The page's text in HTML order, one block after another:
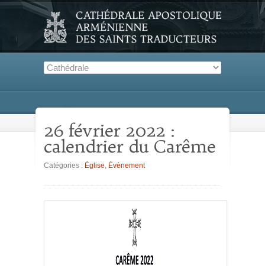
26 février 2022 :
calendrier du Carême
Catégories : Église, Évènement